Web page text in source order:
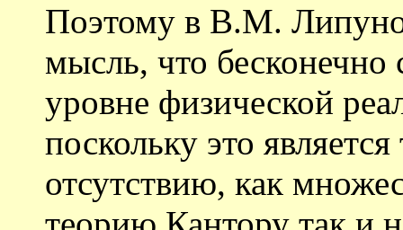
Поэтому в В.М.
мысль, что бесконечно
уровне физической
поскольку это
отсутствию, как